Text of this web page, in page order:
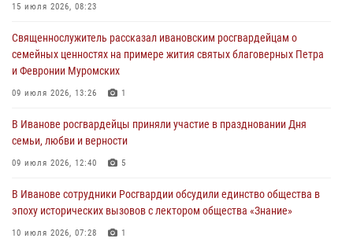
занятие с вопитанниками детского лагеря
Координационный совет по взаимодействию с частными
Ивановской области
15 июля 2026, 08:23
Священнослужитель рассказал ивановским росгвардейцам о
семейных ценностях на примере жития святых благоверных Петра
и Февронии Муромских
09 июля 2026, 13:26 1
В Иванове росгвардейцы приняли участие в праздновании Дня
семьи, любви и верности
09 июля 2026, 12:40 5
В Иванове сотрудники Росгвардии обсудили единство общества в
эпоху исторических вызовов с лектором общества «Знание»
10 июля 2026, 07:28 1